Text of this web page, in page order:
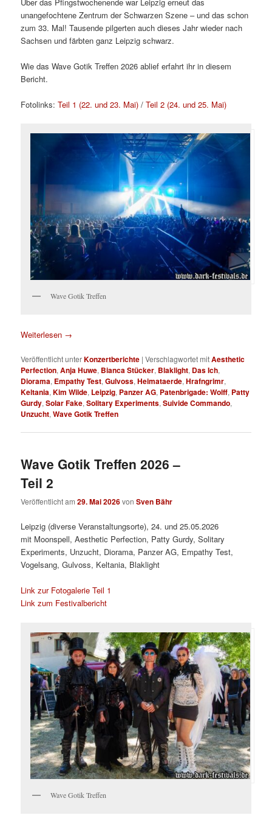
unangefochtene Zentrum der Schwarzen Szene – und das schon
zum 33. Mal! Tausende pilgerten auch dieses Jahr wieder nach
Sachsen und färbten ganz Leipzig schwarz.
Wie das Wave Gotik Treffen 2026 ablief erfahrt ihr in diesem
Bericht.
Fotolinks:Teil 1 (22. und 23. Mai) /Teil 2 (24. und 25. Mai)
Wave Gotik Treffen
Weiterlesen →
Veröffentlicht unterKonzertberichte |Verschlagwortet mitAesthetic
Perfection,Anja Huwe, Bianca Stücker, Blaklight, Das Ich,
Diorama, Empathy Test,Gulvoss,Heimataerde,Hrafngrimr,
Keltania,Kim Wilde, Leipzig, Panzer AG, Patenbrigade: Wolff, Patty
Gurdy,Solar Fake,Solitary Experiments,Suivide Commando,
Unzucht,Wave Gotik Treffen
Wave Gotik Treffen 2026 –
Teil 2
Veröffentlicht am29. Mai 2026vonSven Bähr
Leipzig (diverse Veranstaltungsorte), 24. und 25.05.2026
mit Moonspell, Aesthetic Perfection, Patty Gurdy, Solitary
Experiments, Unzucht, Diorama, Panzer AG, Empathy Test,
Vogelsang, Gulvoss, Keltania, Blaklight
Link zur Fotogalerie Teil 1
Link zum Festivalbericht
Wave Gotik Treffen